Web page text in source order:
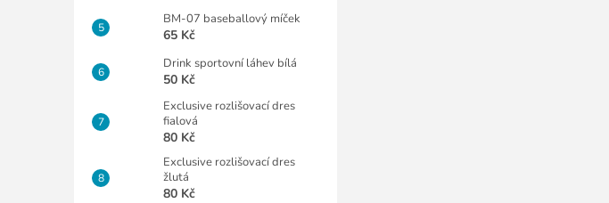
BM-07 baseballový míček
65 Kč
Drink sportovní láhev bílá
50 Kč
Exclusive rozlišovací dres
fialová
80 Kč
Exclusive rozlišovací dres
žlutá
80 Kč